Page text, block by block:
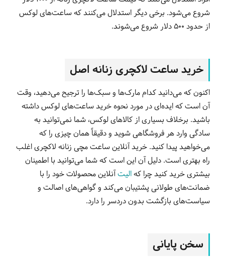
شروع می‌شود. برخی دیگر استدلال می‌کنند که ساعت‌های لوکس
از حدود 500 دلار شروع می‌شوند.
خرید ساعت لاکچری زنانه اصل
اکنون که می‌دانید کدام مارک‌ها و سبک‌ها را ترجیح می‌دهید، وقت
آن است که ایده‌ای در مورد نحوه خرید ساعت‌های لوکس داشته
باشید. برخلاف بسیاری از کالاهای لوکس، شما نمی‌توانید به
سادگی وارد هر فروشگاهی شوید و دقیقاً همان چیزی را که
می‌خواهید پیدا کنید. خرید آنلاین ساعت مچی زنانه لاکچری اغلب
راه بهتری است. دلیل آن این است که شما می‌توانید با اطمینان
بیشتری خرید کنید چرا کهالیتآنلاین محصولات خود را با
ضمانت‌های طولانی‌ پشتیبان می‌کند و گواهی‌های اصالت و
سیاست‌های بازگشت بدون دردسر را دارد.
سخن پایانی